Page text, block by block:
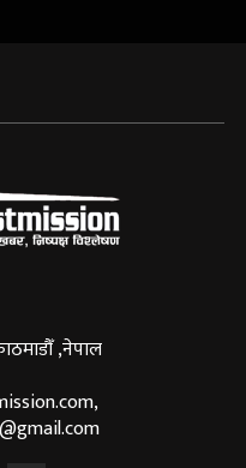
,नेपाल
,